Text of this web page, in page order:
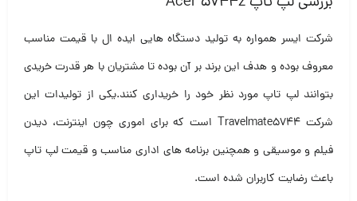
شرکت ایسر همواره به تولید دستگاه هایی ایده ال با قیمت مناسب
معروف بوده و هدف این برند بر آن بوده تا مشتریان با هر قدرت خریدی
بتوانند لپ تاپ مورد نظر خود را خریداری کنند.یکی از تولیدات این
شرکت Travelmate5744 است که برای اموری چون اینترنت، دیدن
فیلم و موسیقی و همچنین برنامه های اداری مناسب و قیمت لپ تاپ
باعث رضایت کاربران شده است.